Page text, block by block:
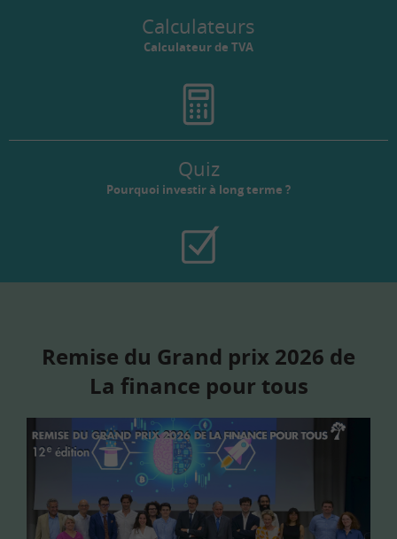
Calculateurs
Calculateur de TVA
Quiz
Pourquoi investir à long terme ?
Remise du Grand prix 2026 de
La finance pour tous